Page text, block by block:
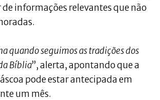
informações relevantes que não
quando seguimos as tradições dos
Bíblia”, alerta, apontando que a
pode estar antecipada em
um mês.